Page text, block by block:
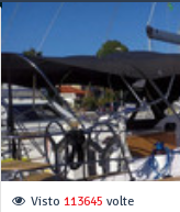
Visto 113645 volte